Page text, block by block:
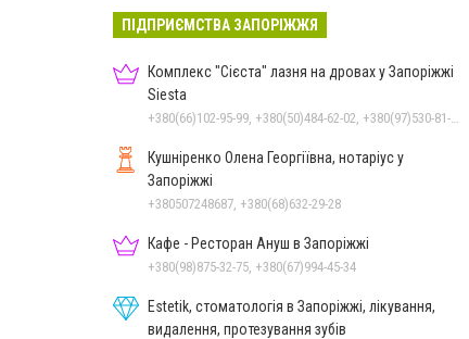
ПІДПРИЄМСТВА ЗАПОРІЖЖЯ
Комплекс "Сієста" лазня на дровах у Запоріжжі
Siesta
Кушніренко Олена Георгіївна, нотаріус у
Запоріжжі
+380507248687, +380(68)632-29-28
Кафе - Ресторан Ануш в Запоріжжі
+380(98)875-32-75, +380(67)994-45-34
Estetik, стоматологія в Запоріжжі, лікування,
видалення, протезування зубів